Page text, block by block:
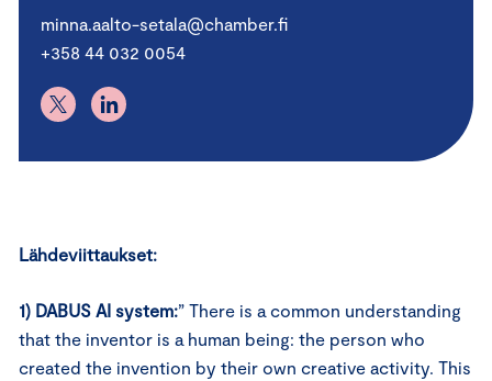
minna.aalto-setala@chamber.fi
+358 44 032 0054
Lähdeviittaukset:
1) DABUS AI system:” There is a common understanding
that the inventor is a human being: the person who
created the invention by their own creative activity. This